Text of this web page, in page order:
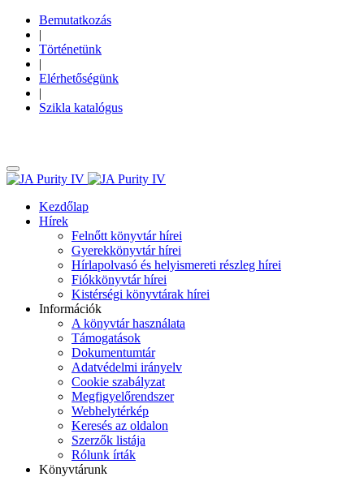
Bemutatkozás
|
Történetünk
|
Elérhetőségünk
|
Szikla katalógus
Kezdőlap
Hírek
Felnőtt könyvtár hírei
Gyerekkönyvtár hírei
Hírlapolvasó és helyismereti részleg hírei
Fiókkönyvtár hírei
Kistérségi könyvtárak hírei
Információk
A könyvtár használata
Támogatások
Dokumentumtár
Adatvédelmi irányelv
Cookie szabályzat
Megfigyelőrendszer
Webhelytérkép
Keresés az oldalon
Szerzők listája
Rólunk írták
Könyvtárunk